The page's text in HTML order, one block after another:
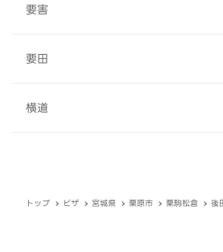
要害
要田
横道
トップ ピザ 宮城県 栗原市 栗駒松倉 後